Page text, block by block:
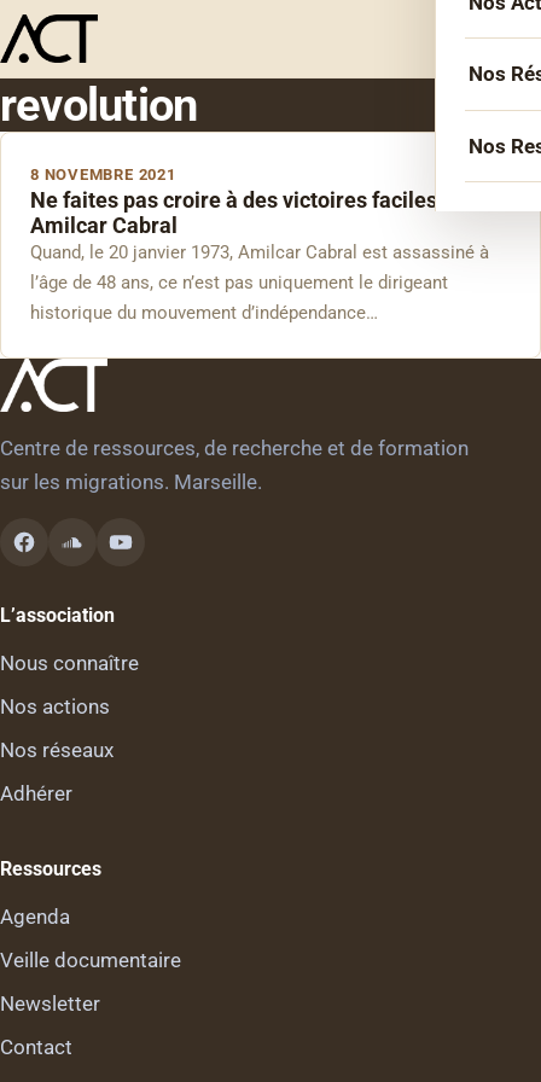
Nos
Nos
La
revolution
8 NOVEMBRE 2021
Ne faites pas croire à des victoires faciles –
Amilcar Cabral
Quand, le 20 janvier 1973, Amilcar Cabral est assassiné à
l’âge de 48 ans, ce n’est pas uniquement le dirigeant
historique du mouvement d’indépendance…
Centre de ressources, de recherche et de formation
sur les migrations. Marseille.
L’association
Nous connaître
Nos actions
Nos réseaux
Adhérer
Ressources
Agenda
Veille documentaire
Newsletter
Contact